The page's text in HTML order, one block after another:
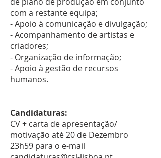
com a restante equipa;
- Apoio à comunicação e divulgação;
- Acompanhamento de artistas e
criadores;
- Organização de informação;
- Apoio à gestão de recursos
humanos.
Candidaturas:
CV + carta de apresentação/
motivação até 20 de Dezembro
23h59 para o e-mail